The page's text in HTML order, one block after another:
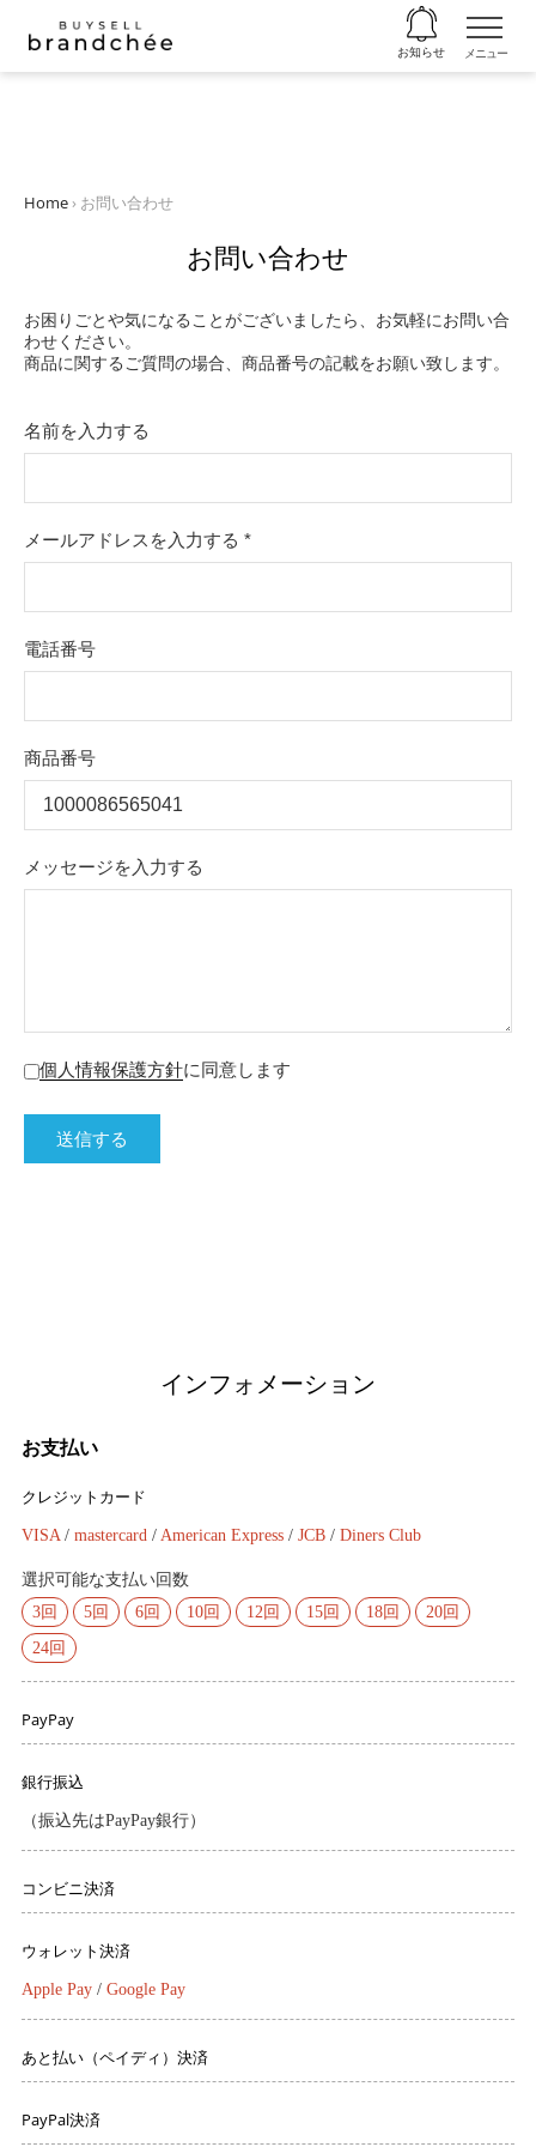
お知らせ メニュー
Home › お問い合わせ
お問い合わせ
お困りごとや気になることがございましたら、お気軽にお問い合
わせください。
商品に関するご質問の場合、商品番号の記載をお願い致します。
名前を入力する
メールアドレスを入力する *
電話番号
商品番号
メッセージを入力する
個人情報保護方針に同意します
インフォメーション
お支払い
クレジットカード
VISA/ mastercard / American Express / JCB / Diners Club
選択可能な支払い回数
3回
5回 6回 10回 12回 15回 18回
20回
24回
PayPay
銀行振込
（振込先はPayPay銀行）
コンビニ決済
ウォレット決済
Apple Pay / Google Pay
あと払い（ペイディ）決済
PayPal決済